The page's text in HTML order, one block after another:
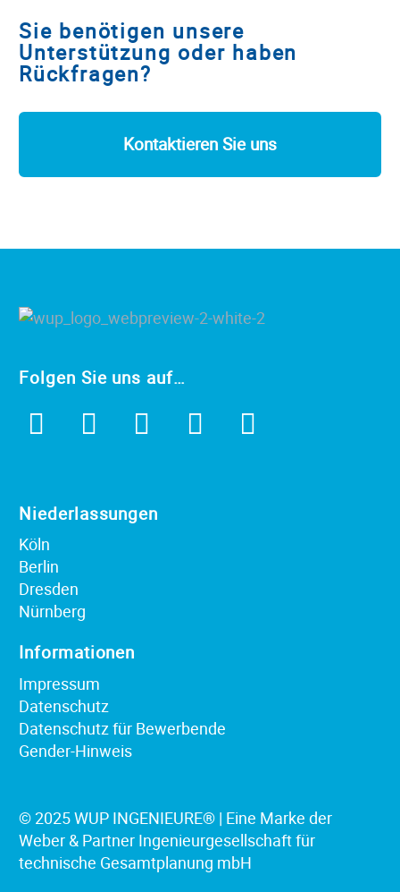
Sie benötigen unsere
Unterstützung oder haben
Rückfragen?
Kontaktieren Sie uns
Folgen Sie uns auf…
Niederlassungen
Köln
Berlin
Dresden
Nürnberg
Informationen
Impressum
Datenschutz
Datenschutz für Bewerbende
Gender-Hinweis
© 2025 WUP INGENIEURE® | Eine Marke der
Weber & Partner Ingenieurgesellschaft für
technische Gesamtplanung mbH